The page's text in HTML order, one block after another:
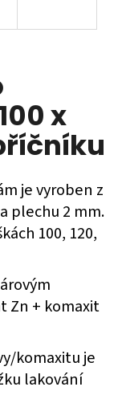
x
je vyroben z
plechu 2 mm.
100, 120,
Zn + komaxit
komaxitu je
lakování